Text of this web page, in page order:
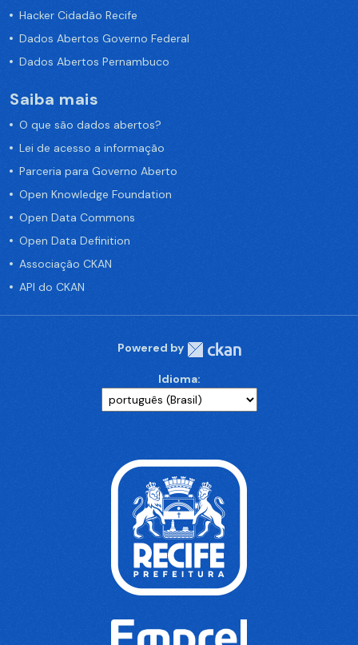
Hacker Cidadão Recife
Dados Abertos Governo Federal
Dados Abertos Pernambuco
Saiba mais
O que são dados abertos?
Lei de acesso a informação
Parceria para Governo Aberto
Open Knowledge Foundation
Open Data Commons
Open Data Definition
Associação CKAN
API do CKAN
Powered by
Idioma